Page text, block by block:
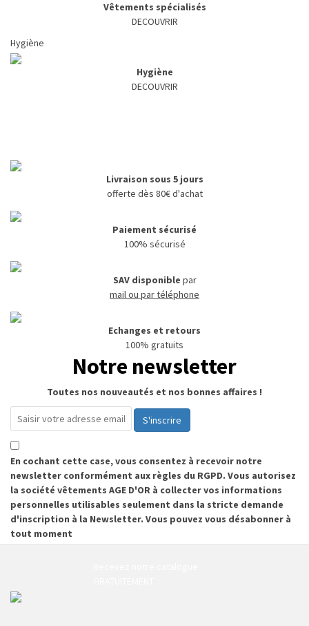
Vêtements spécialisés
DECOUVRIR
Hygiène
Hygiène
DECOUVRIR
Livraison sous 5 jours
offerte dès 80€ d'achat
Paiement sécurisé
100% sécurisé
SAV disponible par
mail ou par téléphone
Echanges et retours
100% gratuits
Notre newsletter
Toutes nos nouveautés et nos bonnes affaires !
S'inscrire
En cochant cette case, vous consentez à recevoir notre
newsletter conformément aux règles du RGPD. Vous autorisez
la société vêtements AGE D'OR à collecter vos informations
personnelles utilisables seulement dans la stricte demande
d'inscription à la Newsletter. Vous pouvez vous désabonner à
tout moment